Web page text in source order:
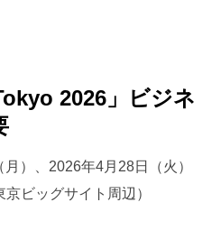
2026」ビジネ
月）、2026年4月28日（火）
ビッグサイト周辺）